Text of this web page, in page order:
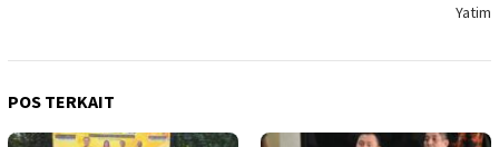
Yatim
POS TERKAIT